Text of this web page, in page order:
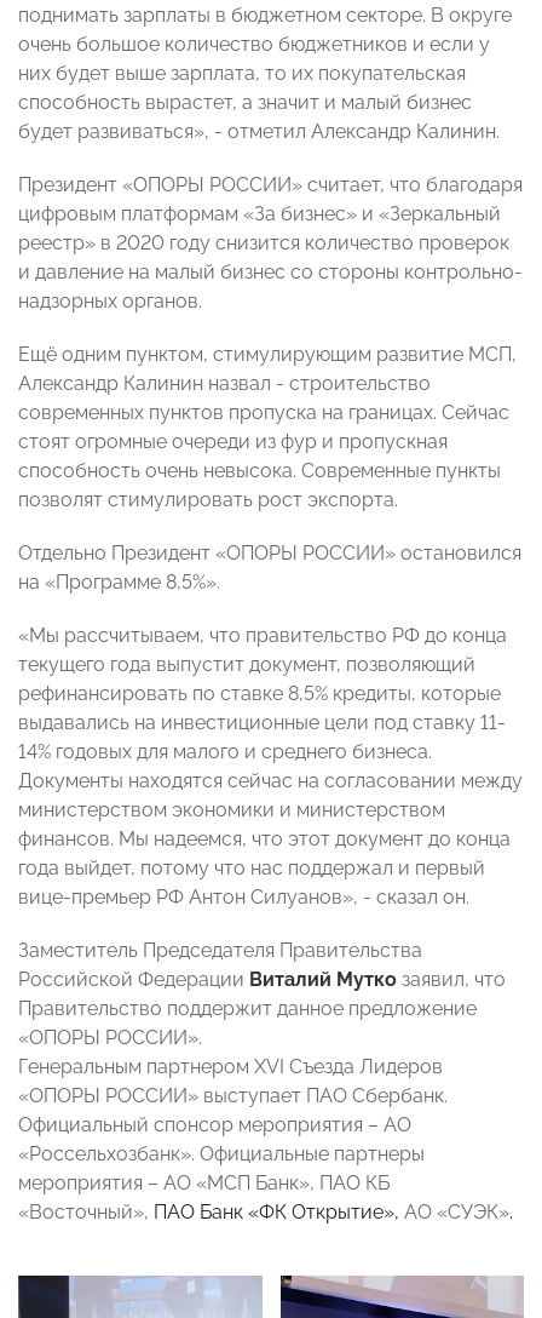
поднимать зарплаты в бюджетном секторе. В округе
очень большое количество бюджетников и если у
них будет выше зарплата, то их покупательская
способность вырастет, а значит и малый бизнес
будет развиваться», - отметил Александр Калинин.
Президент «ОПОРЫ РОССИИ» считает, что благодаря
цифровым платформам «За бизнес» и «Зеркальный
реестр» в 2020 году снизится количество проверок
и давление на малый бизнес со стороны контрольно-
надзорных органов.
Ещё одним пунктом, стимулирующим развитие МСП,
Александр Калинин назвал - строительство
современных пунктов пропуска на границах. Сейчас
стоят огромные очереди из фур и пропускная
способность очень невысока. Современные пункты
позволят стимулировать рост экспорта.
Отдельно Президент «ОПОРЫ РОССИИ» остановился
на «Программе 8,5%».
«Мы рассчитываем, что правительство РФ до конца
текущего года выпустит документ, позволяющий
рефинансировать по ставке 8,5% кредиты, которые
выдавались на инвестиционные цели под ставку 11-
14% годовых для малого и среднего бизнеса.
Документы находятся сейчас на согласовании между
министерством экономики и министерством
финансов. Мы надеемся, что этот документ до конца
года выйдет, потому что нас поддержал и первый
вице-премьер РФ Антон Силуанов», - сказал он.
Заместитель Председателя Правительства
Российской Федерации Виталий Мутко заявил, что
Правительство поддержит данное предложение
«ОПОРЫ РОССИИ».
Генеральным партнером XVI Съезда Лидеров
«ОПОРЫ РОССИИ» выступает ПАО Сбербанк.
Официальный спонсор мероприятия – АО
«Россельхозбанк». Официальные партнеры
мероприятия – АО «МСП Банк», ПАО КБ
«Восточный», ПАО Банк «ФК Открытие», АО «СУЭК».